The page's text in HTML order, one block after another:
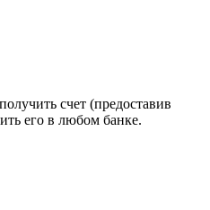
счет (предоставив
его в любом банке.